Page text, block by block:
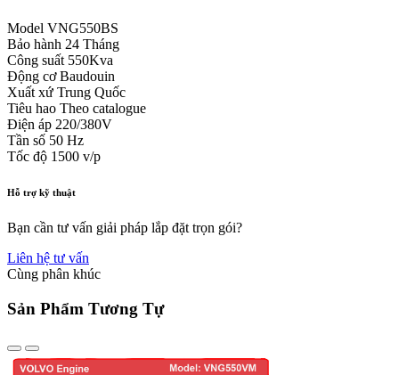
Model VNG550BS
Bảo hành 24 Tháng
Công suất 550Kva
Động cơ Baudouin
Xuất xứ Trung Quốc
Tiêu hao Theo catalogue
Điện áp 220/380V
Tần số 50 Hz
Tốc độ 1500 v/p
Hỗ trợ kỹ thuật
Bạn cần tư vấn giải pháp lắp đặt trọn gói?
Liên hệ tư vấn
Cùng phân khúc
Sản Phẩm Tương Tự